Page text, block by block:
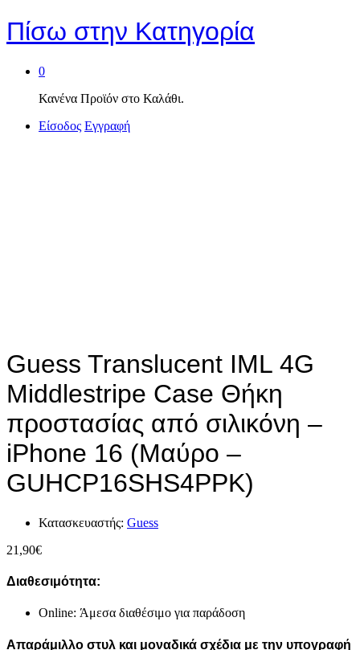
Πίσω στην Κατηγορία
0
Κανένα Προϊόν στο Καλάθι.
Είσοδος Εγγραφή
Guess Translucent IML 4G
Middlestripe Case Θήκη
προστασίας από σιλικόνη –
iPhone 16 (Μαύρο –
GUHCP16SHS4PPK)
Κατασκευαστής: Guess
21,90€
Διαθεσιμότητα:
Online: Άμεσα διαθέσιμο για παράδοση
Απαράμιλλο στυλ και μοναδικά σχέδια με την υπογραφή